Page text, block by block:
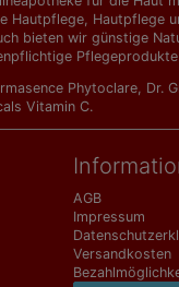
Hautpflege,
bieten wir günstige
Phytoclare, Dr.
Vitamin C.
AGB
Impressum
Versandkosten